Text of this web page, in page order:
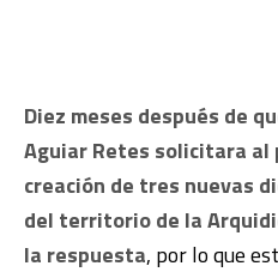
Diez meses después de
Aguiar Retes solicitara al
creación de tres nuevas
del territorio de la
la respuesta, por lo que